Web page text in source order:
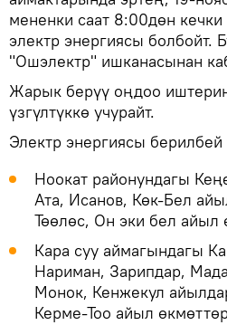
мененки саат 8:00дөн кечки
электр энергиясы болбойт.
"Ошэлектр" ишканасынан
Жарык берүү оңдоо
үзгүлтүккө учурайт.
Электр энергиясы берилбей
Ноокат районундагы
Ата, Исанов, Көк-Бел
Төөлөс, Он эки бел айыл
Кара суу аймагындагы
Нариман, Зарипдар,
Монок, Кенжекул
Керме-Тоо айыл